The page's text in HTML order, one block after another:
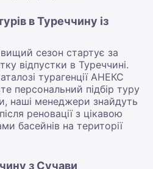
в Туреччину із
сезон стартує за
відпустки в Туреччині.
турагенції АНЕКС
персональний підбір туру
наші менеджери знайдуть
реновації з цікавою
басейнів на території
з Сучави